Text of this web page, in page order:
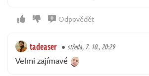
Odpovědět
tadeaser středa, 7. 10., 20:29
Velmi zajímavé